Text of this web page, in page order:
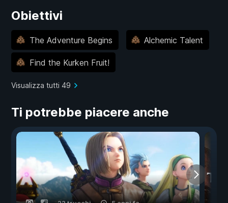
Obiettivi
The Adventure Begins Alchemic Talent
Find the Kurken Fruit!
Visualizza tutti 49
Ti potrebbe piacere anche